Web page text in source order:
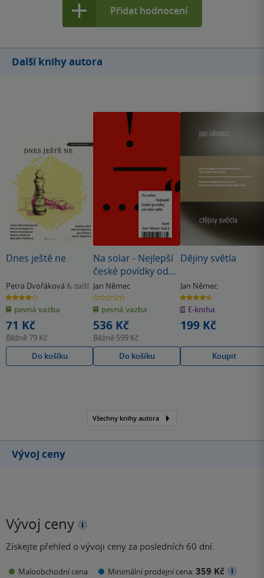
Přidat hodnocení
Další knihy autora
Dnes ještě ne
Petra Dvořáková & další
4.0
z
5
hvězdiček
pevná vazba
71 Kč
Běžně79 Kč
Do košíku
Na solar - Nejlepší
české povídky od
roku 1989
Jan Němec
0.0
z
5
hvězdiček
pevná vazba
536 Kč
Běžně 599 Kč
Do košíku
Dějiny světla
Jan Němec
4.5
z
5
hvězdiček
E-kniha
199 Kč
Koupit
Všechny knihy autora
Vývoj ceny
Vývoj ceny
Získejte přehled o vývoji ceny za posledních 60 dní.
Maloobchodní cena Minimální prodejní cena:359 Kč